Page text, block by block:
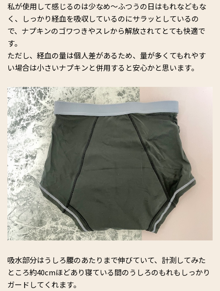
私が使用して感じるのは少なめ〜ふつうの日はもれなどもな
く、しっかり経血を吸収しているのにサラッとしているの
で、ナプキンのゴワつきやスレから解放されてとても快適で
す。
ただし、経血の量は個人差があるため、量が多くてもれやす
い場合は小さいナプキンと併用すると安心かと思います。
吸水部分はうしろ腰のあたりまで伸びていて、計測してみた
ところ約40cmほどあり寝ている間のうしろのもれもしっかり
ガードしてくれます。